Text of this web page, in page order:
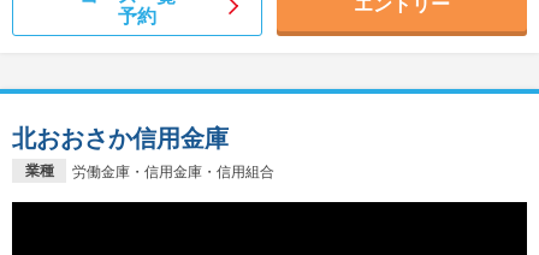
予約
業種 労働金庫・信用金庫・信用組合
北おおさか信用金庫